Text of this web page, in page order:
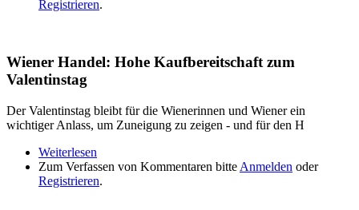
Registrieren.
Wiener Handel: Hohe Kaufbereitschaft zum
Valentinstag
Der Valentinstag bleibt für die Wienerinnen und Wiener ein
wichtiger Anlass, um Zuneigung zu zeigen - und für den H
Weiterlesen
Valentinstag
Zum Verfassen von Kommentaren bitte Anmelden oder
Registrieren.